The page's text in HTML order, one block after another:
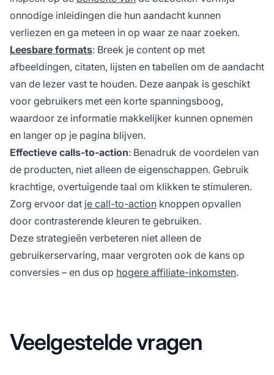
onnodige inleidingen die hun aandacht kunnen
verliezen en ga meteen in op waar ze naar zoeken.
Leesbare formats: Breek je content op met
afbeeldingen, citaten, lijsten en tabellen om de aandacht
van de lezer vast te houden. Deze aanpak is geschikt
voor gebruikers met een korte spanningsboog,
waardoor ze informatie makkelijker kunnen opnemen
en langer op je pagina blijven.
Effectieve calls-to-action: Benadruk de voordelen van
de producten, niet alleen de eigenschappen. Gebruik
krachtige, overtuigende taal om klikken te stimuleren.
Zorg ervoor dat je call-to-action knoppen opvallen
door contrasterende kleuren te gebruiken.
Deze strategieën verbeteren niet alleen de
gebruikerservaring, maar vergroten ook de kans op
conversies – en dus op hogere affiliate-inkomsten.
Veelgestelde vragen